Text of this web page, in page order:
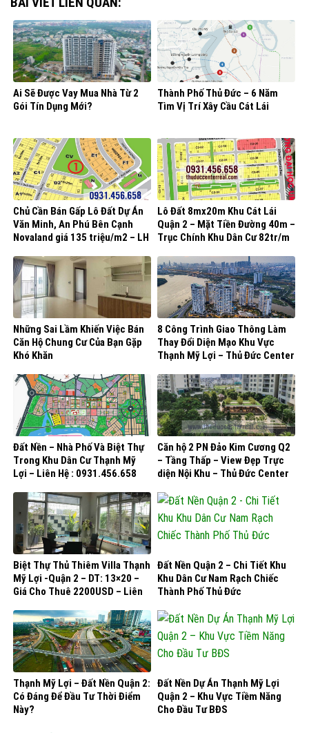
Ai Sẽ Được Vay Mua Nhà Từ 2
Gói Tín Dụng Mới?
Thành Phố Thủ Đức – 6 Năm
Tìm Vị Trí Xây Cầu Cát Lái
Chủ Cần Bán Gấp Lô Đất Dự Án
Văn Minh, An Phú Bên Cạnh
Novaland giá 135 triệu/m2 – LH
Lô Đất 8mx20m Khu Cát Lái
Quận 2 – Mặt Tiền Đường 40m –
Trục Chính Khu Dân Cư 82tr/m
Những Sai Lầm Khiến Việc Bán
Căn Hộ Chung Cư Của Bạn Gặp
Khó Khăn
8 Công Trình Giao Thông Làm
Thay Đổi Diện Mạo Khu Vực
Thạnh Mỹ Lợi – Thủ Đức Center
Đất Nền – Nhà Phố Và Biệt Thự
Trong Khu Dân Cư Thạnh Mỹ
Lợi – Liên Hệ : 0931.456.658
Căn hộ 2 PN Đảo Kim Cương Q2
– Tầng Thấp – View Đẹp Trực
diện Nội Khu – Thủ Đức Center
Biệt Thự Thủ Thiêm Villa Thạnh
Mỹ Lợi -Quận 2 – DT: 13×20 –
Giá Cho Thuê 2200USD – Liên
Đất Nền Quận 2 – Chi Tiết Khu
Khu Dân Cư Nam Rạch Chiếc
Thành Phố Thủ Đức
Thạnh Mỹ Lợi – Đất Nền Quận 2:
Có Đáng Để Đầu Tư Thời Điểm
Này?
Đất Nền Dự Án Thạnh Mỹ Lợi
Quận 2 – Khu Vực Tiềm Năng
Cho Đầu Tư BĐS